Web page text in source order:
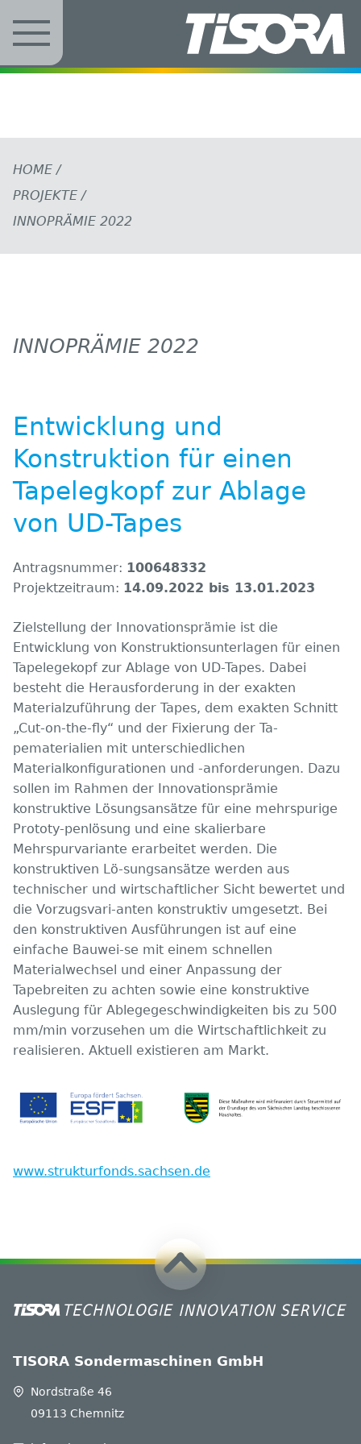
HOME /
PROJEKTE /
INNOPRÄMIE 2022
INNOPRÄMIE 2022
Entwicklung und
Konstruktion für einen
Tapelegkopf zur Ablage
von UD-Tapes
Antragsnummer: 100648332
Projektzeitraum: 14.09.2022 bis 13.01.2023
Zielstellung der Innovationsprämie ist die
Entwicklung von Konstruktionsunterlagen für einen
Tapelegekopf zur Ablage von UD-Tapes. Dabei
besteht die Herausforderung in der exakten
Materialzuführung der Tapes, dem exakten Schnitt
„Cut-on-the-fly“ und der Fixierung der Ta-
pematerialien mit unterschiedlichen
Materialkonfigurationen und -anforderungen. Dazu
sollen im Rahmen der Innovationsprämie
konstruktive Lösungsansätze für eine mehrspurige
Prototy-penlösung und eine skalierbare
Mehrspurvariante erarbeitet werden. Die
konstruktiven Lö-sungsansätze werden aus
technischer und wirtschaftlicher Sicht bewertet und
die Vorzugsvari-anten konstruktiv umgesetzt. Bei
den konstruktiven Ausführungen ist auf eine
einfache Bauwei-se mit einem schnellen
Materialwechsel und einer Anpassung der
Tapebreiten zu achten sowie eine konstruktive
Auslegung für Ablegegeschwindigkeiten bis zu 500
mm/min vorzusehen um die Wirtschaftlichkeit zu
realisieren. Aktuell existieren am Markt.
www.strukturfonds.sachsen.de
TISORA Sondermaschinen GmbH
Nordstraße 46
09113 Chemnitz